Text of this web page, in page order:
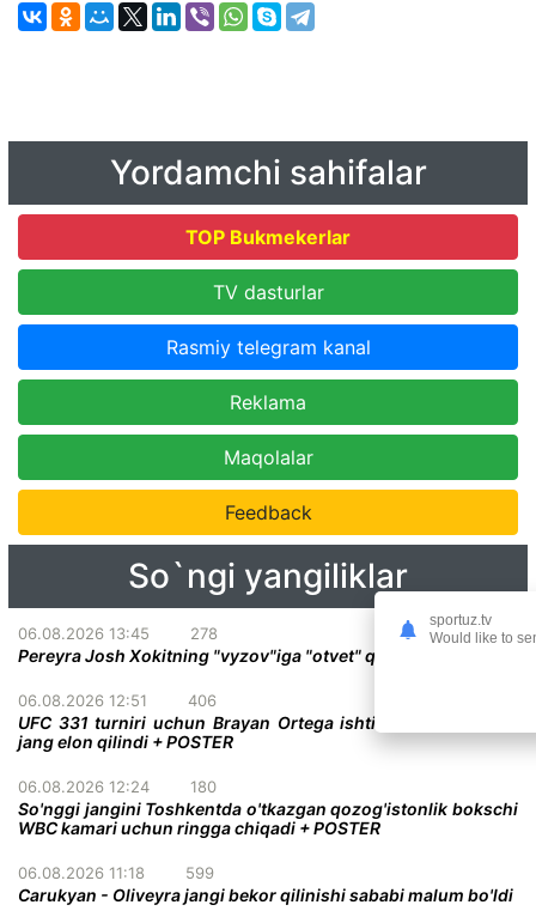
Yordamchi sahifalar
TOP Bukmekerlar
TV dasturlar
Rasmiy telegram kanal
Reklama
Maqolalar
Feedback
So`ngi yangiliklar
06.08.2026 13:45 278
Pereyra Josh Xokitning "vyzov"iga "otvet" qildi
06.08.2026 12:51 406
UFC 331 turniri uchun Brayan Ortega ishtirokidagi qiziqarli
jang elon qilindi + POSTER
06.08.2026 12:24 180
So'nggi jangini Toshkentda o'tkazgan qozog'istonlik bokschi
WBC kamari uchun ringga chiqadi + POSTER
06.08.2026 11:18 599
Carukyan - Oliveyra jangi bekor qilinishi sababi malum bo'ldi
sportuz.tv
Would like to